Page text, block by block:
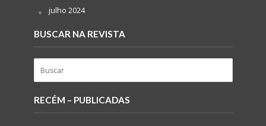
julho 2024
BUSCAR NA REVISTA
RECÉM – PUBLICADAS